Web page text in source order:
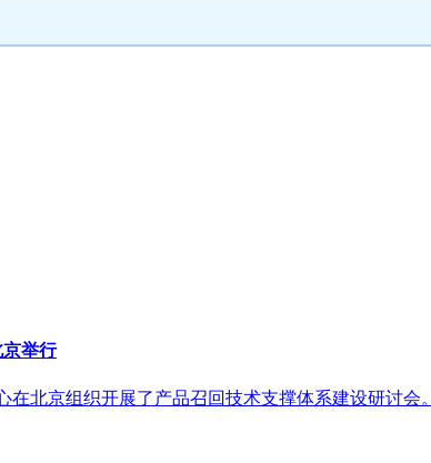
举行
在北京组织开展了产品召回技术支撑体系建设研讨会。